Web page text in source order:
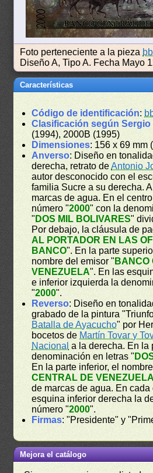
Foto perteneciente a la pieza
Diseño A, Tipo A. Fecha Mayo
Características
Código de identificación:
Clasificación según Sergio
(1994), 2000B (1995)
Dimensiones: 156 x 69 mm
Anverso: Diseño en
derecha, retrato deAntonio
autor desconocido con el
familia Sucre a su derecha.
marcas de agua. En el
número "2000" con la
" DOS MIL BOLIVARES"
Por debajo, la cláusula de
AL PORTADOR EN LAS
BANCO". En la parte
nombre del emisor " BANCO
VENEZUELA". En las
e inferior izquierda la
"2000".
Reverso: Diseño en
grabado de la pintura
Batalla de Ayacucho" por
bocetos de Martín Tovar y
Nacional a la derecha. En la
denominación en letras "
En la parte inferior, el
CENTRAL DE
de marcas de agua. En
esquina inferior derecha la
número "2000".
Firmas: "Presidente" y
Mejora el catálogo